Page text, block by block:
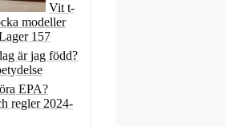
Vit t-
modeller
157
är jag född?
EPA?
regler 2024-